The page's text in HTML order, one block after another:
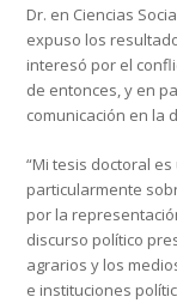
Dr. en Ciencias
expuso los
interesó por el
de entonces, y en
comunicación en la
“Mi tesis doctoral
particularmente
por la
discurso político
agrarios y los
e instituciones